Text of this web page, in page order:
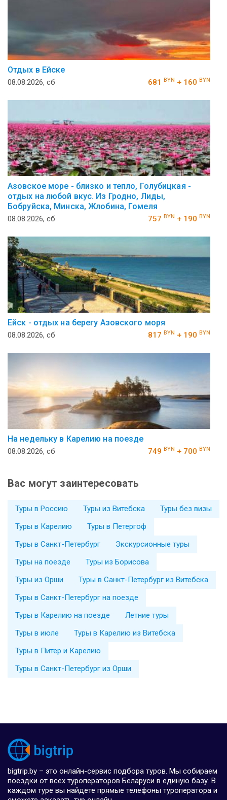
Отдых в Ейске
08.08.2026, сб 681 BYN + 160 BYN
Азовское море - близко и тепло, Голубицкая -
отдых на любой вкус. Из Гродно, Лиды,
Бобруйска, Минска, Жлобина, Гомеля
08.08.2026, сб 757 BYN + 190 BYN
Ейск - отдых на берегу Азовского моря
08.08.2026, сб 817 BYN + 190 BYN
На недельку в Карелию на поезде
08.08.2026, сб 749 BYN + 700 BYN
Вас могут заинтересовать
Туры в Россию Туры из Витебска
Туры без визы
Туры в Карелию
Туры в Петергоф
Туры в Санкт-Петербург
Экскурсионные туры
Туры на поезде
Туры из Борисова
Туры из Орши
Туры в Санкт-Петербург из Витебска
Туры в Санкт-Петербург на поезде
Туры в Карелию на поезде
Летние туры
Туры в июле
Туры в Карелию из Витебска
Туры в Питер и Карелию
Туры в Санкт-Петербург из Орши
bigtrip.by – это онлайн-сервис подбора туров. Мы собираем
поездки от всех туроператоров Беларуси в единую базу. В
каждом туре вы найдете прямые телефоны туроператора и